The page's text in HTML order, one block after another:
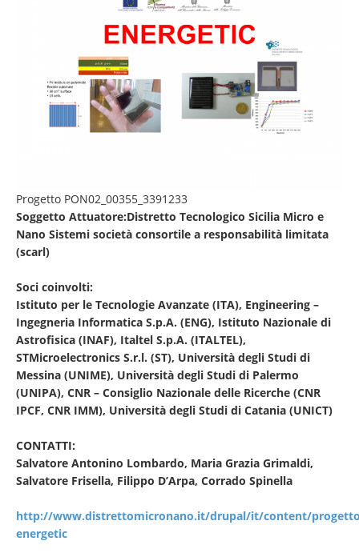
Progetto PON02_00355_3391233
Soggetto Attuatore:Distretto Tecnologico Sicilia Micro e
Nano Sistemi società consortile a responsabilità limitata
(scarl)
Soci coinvolti:
Istituto per le Tecnologie Avanzate (ITA), Engineering –
Ingegneria Informatica S.p.A. (ENG), Istituto Nazionale di
Astrofisica (INAF), Italtel S.p.A. (ITALTEL),
STMicroelectronics S.r.l. (ST), Università degli Studi di
Messina (UNIME), Università degli Studi di Palermo
(UNIPA), CNR – Consiglio Nazionale delle Ricerche (CNR
IPCF, CNR IMM), Università degli Studi di Catania (UNICT)
CONTATTI:
Salvatore Antonino Lombardo, Maria Grazia Grimaldi,
Salvatore Frisella, Filippo D’Arpa, Corrado Spinella
http://www.distrettomicronano.it/drupal/it/content/
energetic